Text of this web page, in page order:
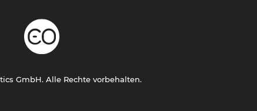
GmbH. Alle Rechte vorbehalten.